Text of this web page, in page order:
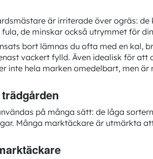
är irriterade över ogräs:
de minskar också utrymmet för
bort lämnas du ofta med en kal,
vackert fylld. Även idealisk för
inte hela marken omedelbart, men
på många sätt: de låga
Många marktäckare är utmärkta